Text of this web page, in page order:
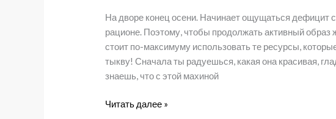
На дворе конец осени. Начинает ощущаться дефицит
рационе. Поэтому, чтобы продолжать активный образ
стоит по-максимуму использовать те ресурсы,
тыкву! Сначала ты радуешься, какая она красивая,
знаешь, что с этой махиной
5
Читать далее »